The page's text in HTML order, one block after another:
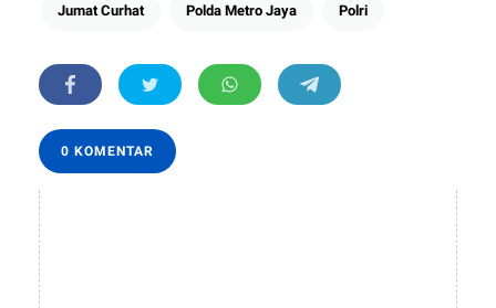
Jumat Curhat Polda Metro Jaya Polri
0 KOMENTAR